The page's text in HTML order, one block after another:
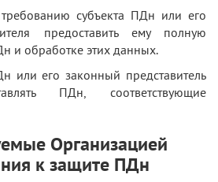
субъекта ПДн или его
предоставить ему полную
и обработке этих данных.
его законный представитель
ПДн, соответствующие
Организацией
к защите ПДн